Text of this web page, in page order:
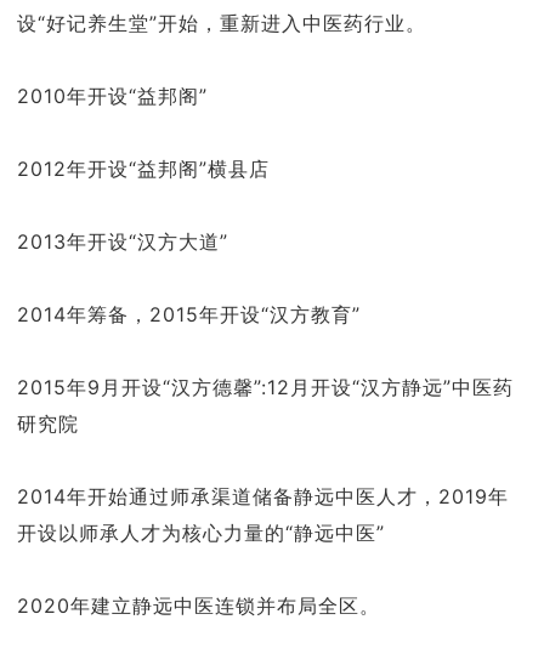
设“好记养生堂”开始，重新进入中医药行业。
2010年开设“益邦阁”
2012年开设“益邦阁”横县店
2013年开设“汉方大道”
2014年筹备，2015年开设“汉方教育”
2015年9月开设“汉方德馨”:12月开设“汉方静远”中医药
研究院
2014年开始通过师承渠道储备静远中医人才，2019年
开设以师承人才为核心力量的“静远中医”
2020年建立静远中医连锁并布局全区。